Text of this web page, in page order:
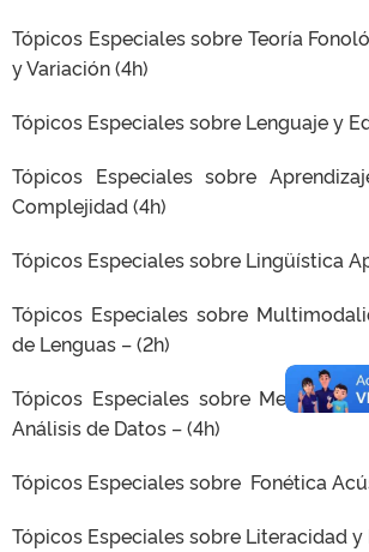
Tópicos Especiales sobre Teoría
y Variación (4h)
Tópicos Especiales sobre Lenguaje y
Tópicos Especiales sobre
Complejidad (4h)
Tópicos Especiales sobre Lingüística
Tópicos Especiales sobre
de Lenguas – (2h)
Tópicos Especiales sobre
Análisis de Datos – (4h)
Tópicos Especiales sobre Fonética
Tópicos Especiales sobre Literacidad y